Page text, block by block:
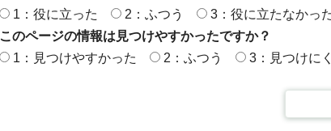
1：役に立った
2：ふつう
3：役に立たなかっ
このページの情報は見つけやすかったですか？
1：見つけやすかった
2：ふつう 3：見つけに